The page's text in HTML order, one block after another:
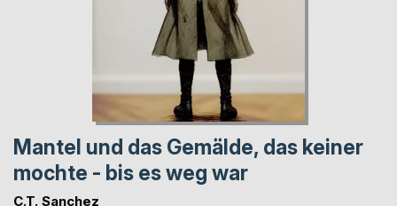
Mantel und das Gemälde, das keiner
mochte - bis es weg war
C.T. Sanchez